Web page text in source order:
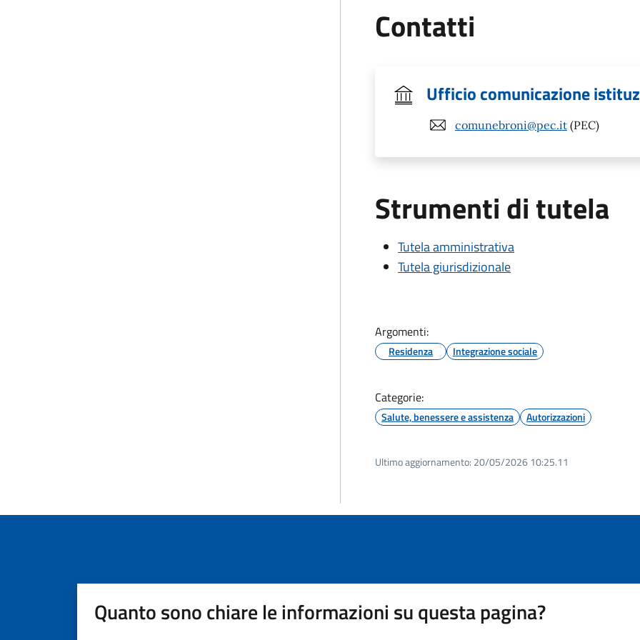
Contatti
Ufficio comunicazione
comunebroni@pec.it (PEC)
Strumenti di tutela
Tutela amministrativa
Tutela giurisdizionale
Argomenti:
Residenza Integrazione sociale
Categorie:
Salute, benessere e assistenza Autorizzazioni
Ultimo aggiornamento: 20/05/2026 10:25.11
Quanto sono chiare le informazioni su questa pagina?